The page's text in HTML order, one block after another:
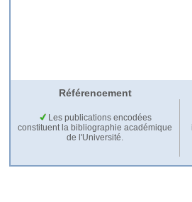
Référencement
Les publications encodées
constituent la bibliographie académique
de l'Université.